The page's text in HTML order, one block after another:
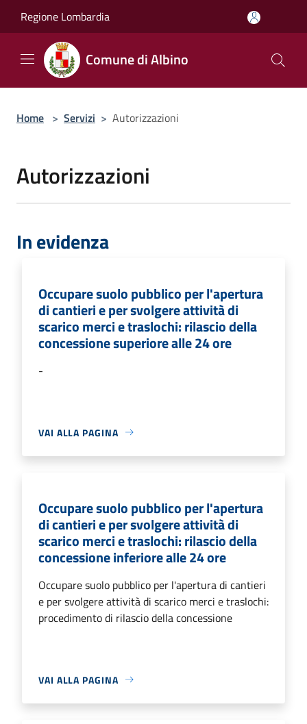
Regione Lombardia
Comune di Albino
Home > Servizi > Autorizzazioni
Autorizzazioni
In evidenza
Occupare suolo pubblico per l'apertura
di cantieri e per svolgere attività di
scarico merci e traslochi: rilascio della
concessione superiore alle 24 ore
-
VAI ALLA PAGINA
Occupare suolo pubblico per l'apertura
di cantieri e per svolgere attività di
scarico merci e traslochi: rilascio della
concessione inferiore alle 24 ore
Occupare suolo pubblico per l'apertura di cantieri
e per svolgere attività di scarico merci e traslochi:
procedimento di rilascio della concessione
VAI ALLA PAGINA